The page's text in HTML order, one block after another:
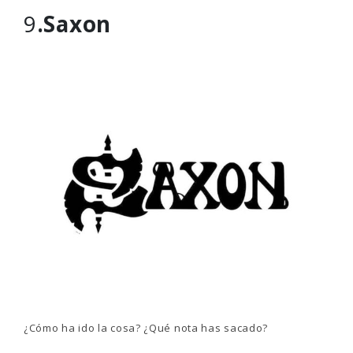
9.Saxon
¿Cómo ha ido la cosa? ¿Qué nota has sacado?